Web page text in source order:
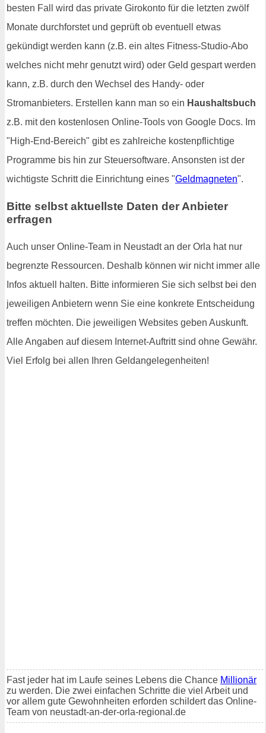
besten Fall wird das private Girokonto für die letzten zwölf
Monate durchforstet und geprüft ob eventuell etwas
gekündigt werden kann (z.B. ein altes Fitness-Studio-Abo
welches nicht mehr genutzt wird) oder Geld gespart werden
kann, z.B. durch den Wechsel des Handy- oder
Stromanbieters. Erstellen kann man so ein Haushaltsbuch
z.B. mit den kostenlosen Online-Tools von Google Docs. Im
"High-End-Bereich" gibt es zahlreiche kostenpflichtige
Programme bis hin zur Steuersoftware. Ansonsten ist der
wichtigste Schritt die Einrichtung eines "Geldmagneten".
Bitte selbst aktuellste Daten der Anbieter
erfragen
Auch unser Online-Team in Neustadt an der Orla hat nur
begrenzte Ressourcen. Deshalb können wir nicht immer alle
Infos aktuell halten. Bitte informieren Sie sich selbst bei den
jeweiligen Anbietern wenn Sie eine konkrete Entscheidung
treffen möchten. Die jeweiligen Websites geben Auskunft.
Alle Angaben auf diesem Internet-Auftritt sind ohne Gewähr.
Viel Erfolg bei allen Ihren Geldangelegenheiten!
Fast jeder hat im Laufe seines Lebens die Chance Millionär
zu werden. Die zwei einfachen Schritte die viel Arbeit und
vor allem gute Gewohnheiten erforden schildert das Online-
Team von neustadt-an-der-orla-regional.de